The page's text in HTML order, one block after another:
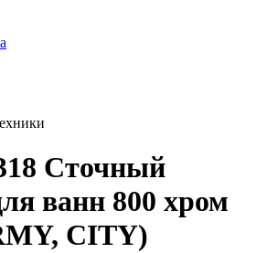
Сточный
ванн 800 хром
CITY)